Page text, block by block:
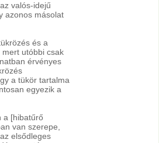
valós-idejű
azonos másolat
és a
mert utóbbi csak
érvényes
a tükör tartalma
egyezik a
a [hibatűrő
van szerepe,
elsődleges